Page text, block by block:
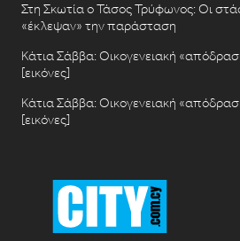
Στη Σκωτία ο Τάσος Τρύφωνος: Οι
«έκλεψαν» την παράσταση
Κάτια Σάββα: Οικογενειακή
[εικόνες]
Κάτια Σάββα: Οικογενειακή
[εικόνες]